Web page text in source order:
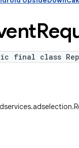
final class